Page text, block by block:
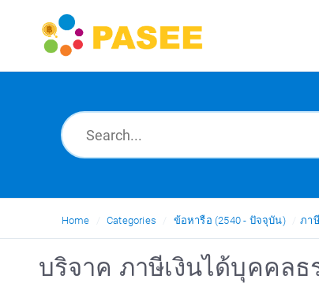
Home Categories ข้อหารือ (2540 - ปัจจุบัน) ภา
บริจาค ภาษีเงินได้บุคคล